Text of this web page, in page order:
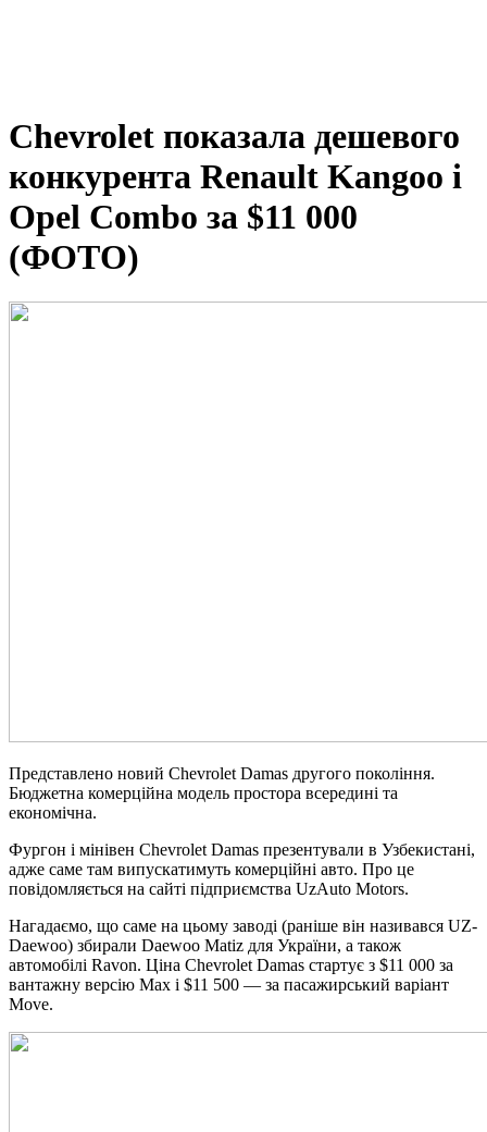
Chevrolet показала дешевого
конкурента Renault Kangoo і
Opel Combo за $11 000
(ФОТО)
Представлено новий Chevrolet Damas другого покоління.
Бюджетна комерційна модель простора всередині та
економічна.
Фургон і мінівен Chevrolet Damas презентували в Узбекистані,
адже саме там випускатимуть комерційні авто. Про це
повідомляється на сайті підприємства UzAuto Motors.
Нагадаємо, що саме на цьому заводі (раніше він називався UZ-
Daewoo) збирали Daewoo Matiz для України, а також
автомобілі Ravon. Ціна Chevrolet Damas стартує з $11 000 за
вантажну версію Max і $11 500 — за пасажирський варіант
Move.